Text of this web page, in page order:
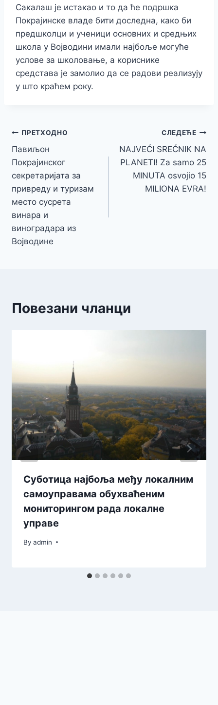
Сакалаш је истакао и то да ће подршка
Покрајинске владе бити доследна, како би
предшколци и ученици основних и средњих
школа у Војводини имали најбоље могуће
услове за школовање, а кориснике
средстава је замолио да се радови реализују
у што краћем року.
Кретање
чланка
ПРЕТХОДНО
Павиљон
Покрајинског
секретаријата за
привреду и туризам
место сусрета
винара и
виноградара из
Војводине
СЛЕДЕЋЕ
NAJVEĆI SREĆNIK NA
PLANETI! Za samo 25
MINUTA osvojio 15
MILIONA EVRA!
Повезани чланци
Суботица најбоља међу локалним
самоуправама обухваћеним
мониторингом рада локалне
управе
By admin